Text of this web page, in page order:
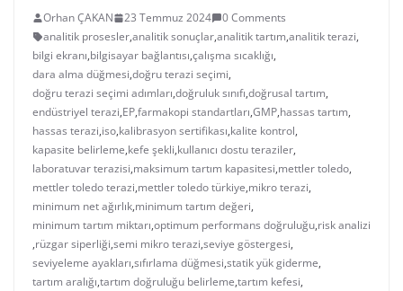
Orhan ÇAKAN 23 Temmuz 2024
0 Comments
analitik prosesler,analitik sonuçlar,analitik tartım,analitik terazi,
bilgi ekranı,bilgisayar bağlantısı,çalışma sıcaklığı,
dara alma düğmesi,doğru terazi seçimi,
doğru terazi seçimi adımları,doğruluk sınıfı,doğrusal tartım,
endüstriyel terazi,EP,farmakopi standartları,GMP,hassas tartım,
hassas terazi,iso,kalibrasyon sertifikası,kalite kontrol,
kapasite belirleme,kefe şekli,kullanıcı dostu teraziler,
laboratuvar terazisi,maksimum tartım kapasitesi,mettler toledo,
mettler toledo terazi,mettler toledo türkiye,mikro terazi,
minimum net ağırlık,minimum tartım değeri,
minimum tartım miktarı,optimum performans doğruluğu,risk analizi
,rüzgar siperliği,semi mikro terazi,seviye göstergesi,
seviyeleme ayakları,sıfırlama düğmesi,statik yük giderme,
tartım aralığı,tartım doğruluğu belirleme,tartım kefesi,